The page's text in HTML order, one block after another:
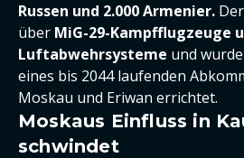
Russen und 2.000 Armenier.
über MiG-29-Kampfflugzeuge
Luftabwehrsysteme und
eines bis 2044 laufenden
Moskau und Eriwan errichtet.
Moskaus Einfluss in
schwindet